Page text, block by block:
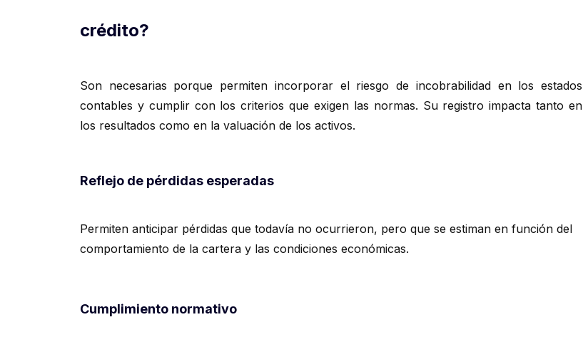
crédito?
Son necesarias porque permiten incorporar el riesgo de incobrabilidad en los estados
contables y cumplir con los criterios que exigen las normas. Su registro impacta tanto en
los resultados como en la valuación de los activos.
Reflejo de pérdidas esperadas
Permiten anticipar pérdidas que todavía no ocurrieron, pero que se estiman en función del
comportamiento de la cartera y las condiciones económicas.
Cumplimiento normativo